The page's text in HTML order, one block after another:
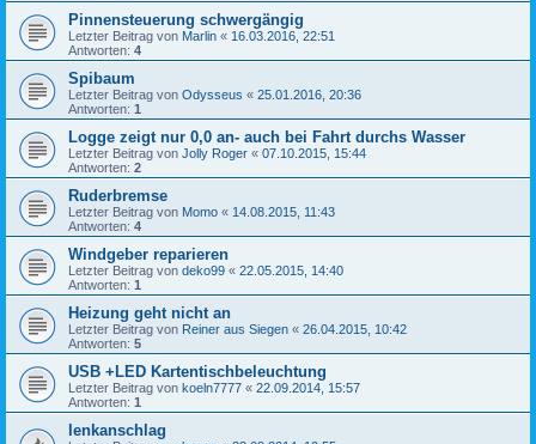
Pinnensteuerung schwergängig
Letzter Beitrag von Marlin « 16.03.2016, 22:51
Antworten: 4
Spibaum
Letzter Beitrag von Odysseus « 25.01.2016, 20:36
Antworten: 1
Logge zeigt nur 0,0 an- auch bei Fahrt durchs Wasser
Letzter Beitrag von Jolly Roger « 07.10.2015, 15:44
Antworten: 2
Ruderbremse
Letzter Beitrag von Momo « 14.08.2015, 11:43
Antworten: 4
Windgeber reparieren
Letzter Beitrag von deko99 « 22.05.2015, 14:40
Antworten: 1
Heizung geht nicht an
Letzter Beitrag von Reiner aus Siegen « 26.04.2015, 10:42
Antworten: 5
USB +LED Kartentischbeleuchtung
Letzter Beitrag von koeln7777 « 22.09.2014, 15:57
Antworten: 1
lenkanschlag